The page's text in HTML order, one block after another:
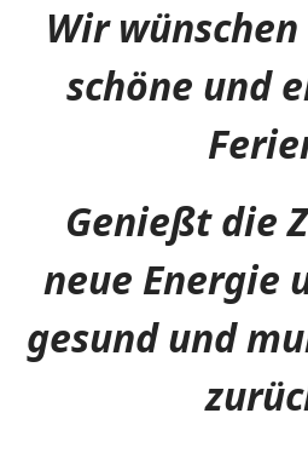
Wir
schöne und
Genießt die
neue Energie
gesund und